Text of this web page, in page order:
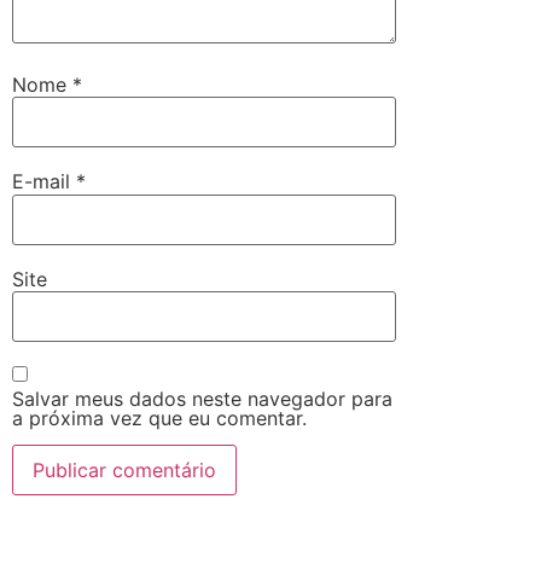
Nome *
E-mail *
Site
Salvar meus dados neste navegador para
a próxima vez que eu comentar.